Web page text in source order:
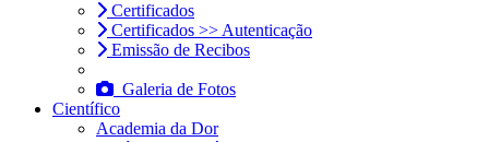
Certificados
Certificados >> Autenticação
Emissão de Recibos
Galeria de Fotos
Científico
Academia da Dor